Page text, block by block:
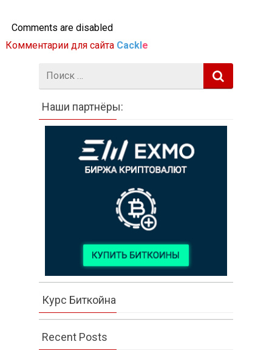
Comments are disabled
Комментарии для сайта Cackle
Наши партнёры:
Курс Биткойна
Recent Posts